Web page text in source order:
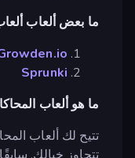
ما بعض ألعاب
Sprunki
ما هو ألعاب
تتيح لك ألعاب